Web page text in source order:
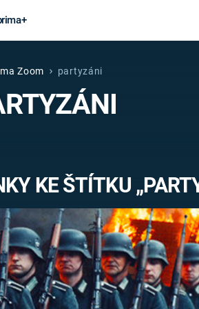
a
VÁLEČNÉ
a
Zoom partyzáni
KE ŠTÍTKU